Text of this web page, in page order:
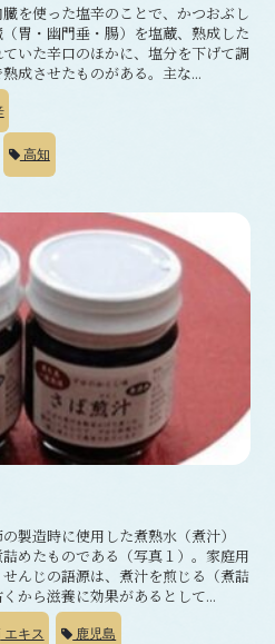
を使った塩辛のことで、かつおぶし
胃・幽門垂・腸）を塩蔵、熟成した
いた辛口のほかに、塩分を下げて調
成させたものがある。主な...
高知
造時に使用した煮熟水（煮汁）
めたものである（写真１）。家庭用
んじの語源は、煮汁を煎じる（煮詰
から滋養に効果があるとして...
エキス 鹿児島